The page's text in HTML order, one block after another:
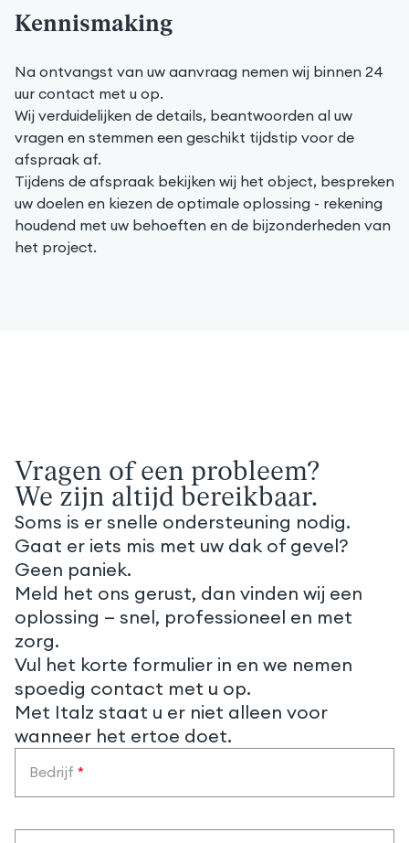
Kennismaking
Na ontvangst van uw aanvraag nemen wij binnen 24
uur contact met u op.
Wij verduidelijken de details, beantwoorden al uw
vragen en stemmen een geschikt tijdstip voor de
afspraak af.
Tijdens de afspraak bekijken wij het object, bespreken
uw doelen en kiezen de optimale oplossing - rekening
houdend met uw behoeften en de bijzonderheden van
het project.
Vragen of een probleem?
We zijn altijd bereikbaar.
Soms is er snelle ondersteuning nodig.
Gaat er iets mis met uw dak of gevel?
Geen paniek.
Meld het ons gerust, dan vinden wij een
oplossing — snel, professioneel en met
zorg.
Vul het korte formulier in en we nemen
spoedig contact met u op.
Met Italz staat u er niet alleen voor
wanneer het ertoe doet.
Bedrijf *